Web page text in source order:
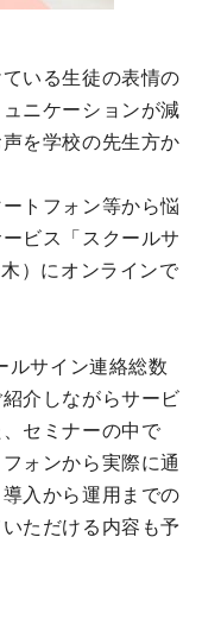
いる生徒の表情の
ニケーションが減
を学校の先生方か
トフォン等から悩
ビス「スクールサ
）にオンラインで
ルサイン連絡総数
介しながらサービ
セミナーの中で
ォンから実際に通
入から運用までの
ただける内容も予